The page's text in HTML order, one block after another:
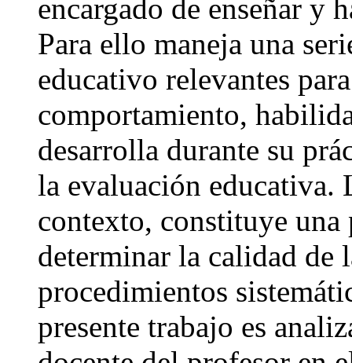
encargado de enseñar y
Para ello maneja una
educativo relevantes
comportamiento,
desarrolla durante su
la evaluación educativa.
contexto, constituye una
determinar la calidad de
procedimientos
presente trabajo es